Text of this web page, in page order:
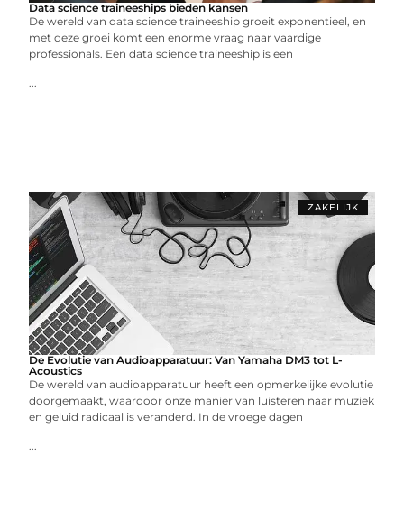
Data science traineeships bieden kansen
De wereld van data science traineeship groeit exponentieel, en
met deze groei komt een enorme vraag naar vaardige
professionals. Een data science traineeship is een
...
ZAKELIJK
De Evolutie van Audioapparatuur: Van Yamaha DM3 tot L-
Acoustics
De wereld van audioapparatuur heeft een opmerkelijke evolutie
doorgemaakt, waardoor onze manier van luisteren naar muziek
en geluid radicaal is veranderd. In de vroege dagen
...